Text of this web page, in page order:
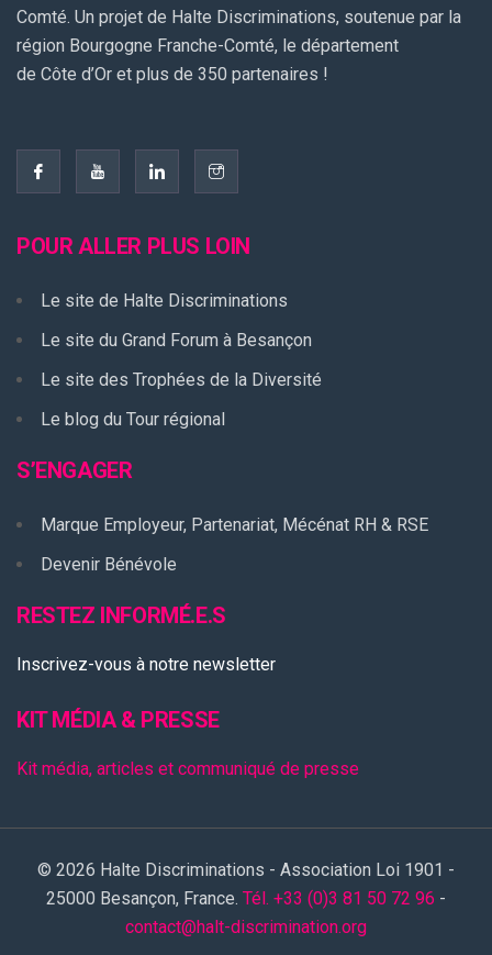
Comté. Un projet de Halte Discriminations, soutenue par la
région Bourgogne Franche-Comté, le département
de Côte d’Or et plus de 350 partenaires !
POUR ALLER PLUS LOIN
Le site de Halte Discriminations
Le site du Grand Forum à Besançon
Le site des Trophées de la Diversité
Le blog du Tour régional
S’ENGAGER
Marque Employeur, Partenariat, Mécénat RH & RSE
Devenir Bénévole
RESTEZ INFORMÉ.E.S
Inscrivez-vous à notre newsletter
KIT MÉDIA & PRESSE
Kit média, articles et communiqué de presse
© 2026 Halte Discriminations - Association Loi 1901 -
25000 Besançon, France. Tél. +33 (0)3 81 50 72 96 -
contact@halt-discrimination.org